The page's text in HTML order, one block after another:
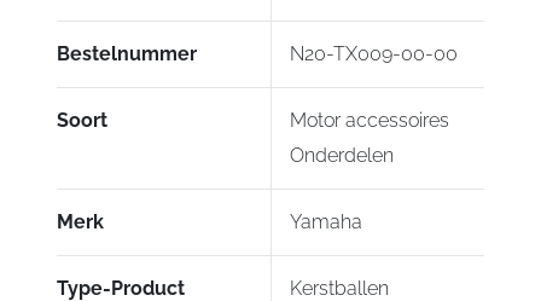
Bestelnummer N20-TX009-00-00
Soort
Motor accessoires
Onderdelen
Merk Yamaha
Type-Product Kerstballen